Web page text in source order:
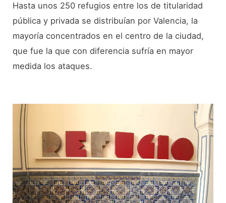
Hasta unos 250 refugios entre los de titularidad
pública y privada se distribuían por Valencia, la
mayoría concentrados en el centro de la ciudad,
que fue la que con diferencia sufría en mayor
medida los ataques.